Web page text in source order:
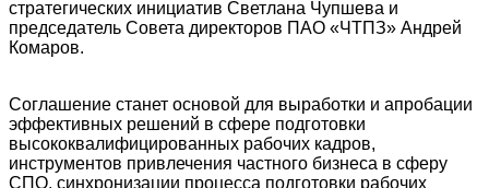
стратегических инициатив Светлана Чупшева и
председатель Совета директоров ПАО «ЧТПЗ» Андрей
Комаров.
Соглашение станет основой для выработки и апробации
эффективных решений в сфере подготовки
высококвалифицированных рабочих кадров,
инструментов привлечения частного бизнеса в сферу
СПО, синхронизации процесса подготовки рабочих